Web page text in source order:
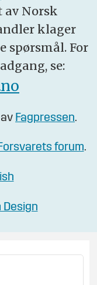
av Norsk
klager
spørsmål. For
se:
Fagpressen.
forum.
Design